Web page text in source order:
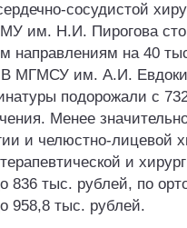
сосудистой
им. Н.И. Пирогова
направлениям на 40
В МГМСУ им. А.И.
подорожали с
Менее
и челюстно-лицевой
и
836 тыс. рублей, по
958,8 тыс. рублей.